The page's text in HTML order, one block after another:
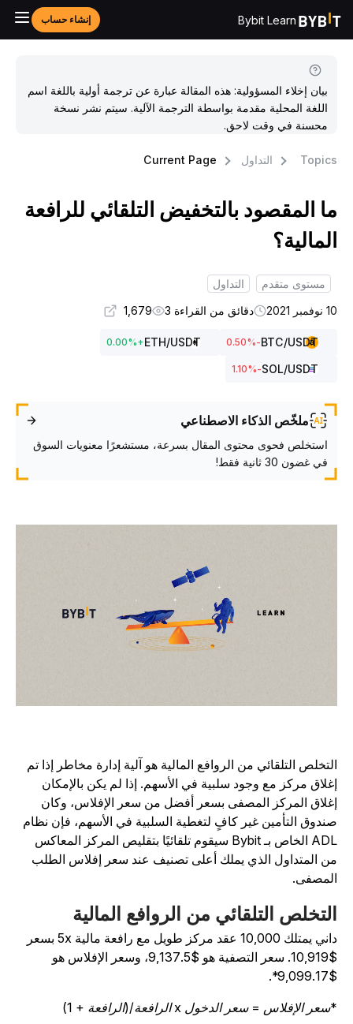
Bybit Learn إنشاء حساب
بيان إخلاء المسؤولية: هذه المقالة عبارة عن ترجمة أولية باللغة اسم
اللغة المحلية مقدمة بواسطة الترجمة الآلية. سيتم نشر نسخة
محسنة في وقت لاحق.
التداول Current Page
المقصود بالتخفيض التلقائي للرافعة
مستوى متقدم
التداول
دقائق من القراءة 3 1,679
BTC/USDT
-0.50
%
ETH/USDT
+
0.00%
SOL/USDT
-1.10
%
ملخّص الذكاء الاصطناعي
استخلص فحوى محتوى المقال بسرعة، مستشعرًا معنويات السوق
في غضون 30 ثانية فقط!
التلقائي من الروافع المالية هو آلية إدارة مخاطر إذا تم
مركز مع وجود سلبية في الأسهم. إذا لم يكن بالإمكان
المركز المصفى بسعر أفضل من سعر الإفلاس، وكان
التأمين غير كافٍ لتغطية السلبية في الأسهم، فإن نظام
ADL الخاص بـ Bybit سيقوم تلقائيًا بتقليص المركز المعاكس
المتداول الذي يملك أعلى تصنيف عند سعر إفلاس الطلب
التلقائي من الروافع المالية
داني يمتلك 10,000 عقد مركز طويل مع رافعة مالية 5x بسعر
$10,919. سعر التصفية هو $9,137.5، وسعر الإفلاس هو
سعر الإفلاس = سعر الدخول x الرافعة/(الرافعة + 1)